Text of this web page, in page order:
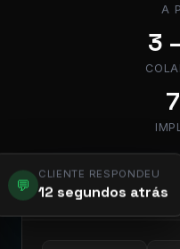
A
3
💬
CLIENTE RESPONDEU
12 segundos atrás
app.pier.mobi/